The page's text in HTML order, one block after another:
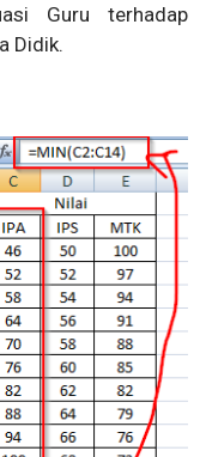
Guru terhadap
Didik.